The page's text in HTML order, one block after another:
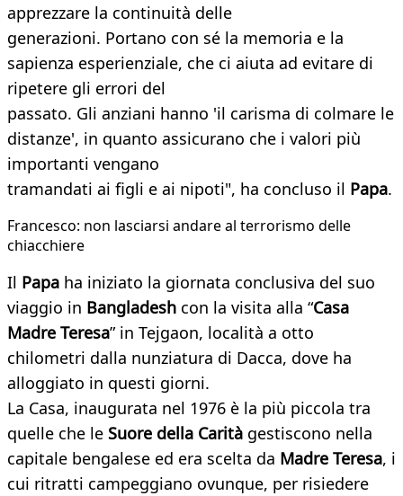
apprezzare la continuità delle
generazioni. Portano con sé la memoria e la
sapienza esperienziale, che ci aiuta ad evitare di
ripetere gli errori del
passato. Gli anziani hanno 'il carisma di colmare le
distanze', in quanto assicurano che i valori più
importanti vengano
tramandati ai figli e ai nipoti", ha concluso il Papa.
Francesco: non lasciarsi andare al terrorismo delle
chiacchiere
Il Papa ha iniziato la giornata conclusiva del suo
viaggio in Bangladesh con la visita alla “Casa
Madre Teresa” in Tejgaon, località a otto
chilometri dalla nunziatura di Dacca, dove ha
alloggiato in questi giorni.
La Casa, inaugurata nel 1976 è la più piccola tra
quelle che le Suore della Carità gestiscono nella
capitale bengalese ed era scelta da Madre Teresa, i
cui ritratti campeggiano ovunque, per risiedere